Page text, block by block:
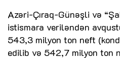
Azəri-Çıraq-Günəşli və
istismara veriləndən
543,3 milyon ton neft
edilib və 542,7 milyon ton